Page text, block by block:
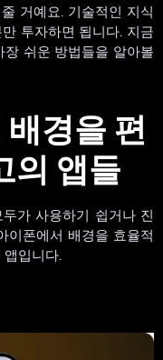
거예요. 기술적인 지식
투자하면 됩니다. 지금
쉬운 방법들을 알아볼
경을 편
의 앱들
가 사용하기 쉽거나 진
이폰에서 배경을 효율적
앱입니다.